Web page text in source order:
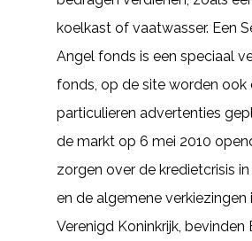
koelkast of vaatwasser. Een
Angel fonds is een speciaal
fonds, op de site worden ook
particulieren advertenties
de markt op 6 mei 2010
zorgen over de kredietcrisis
en de algemene verkiezingen
Verenigd Koninkrijk, bevinden